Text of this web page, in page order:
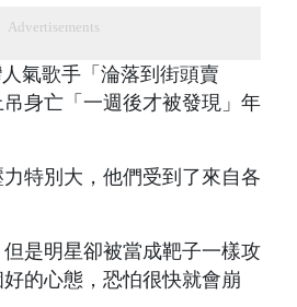
Advertisements
特別大，他們受到了來自各
是明星卻被當成靶子一樣攻
的心態，恐怕很快就會崩